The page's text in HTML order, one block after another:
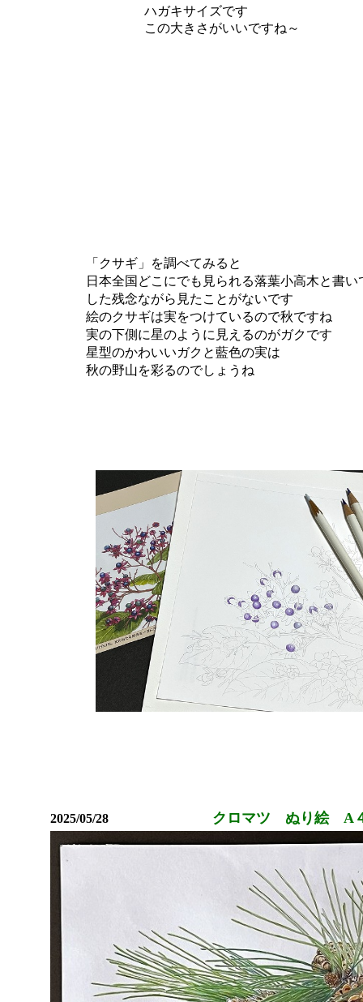
ハガキサイズです
この大きさがいいですね～
「クサギ」を調べてみると
日本全国どこにでも見られる落葉小高木と書い
した残念ながら見たことがないです
絵のクサギは実をつけているので秋ですね
実の下側に星のように見えるのがガクです
星型のかわいいガクと藍色の実は
秋の野山を彩るのでしょうね
2025/05/28 クロマツ ぬり絵 A